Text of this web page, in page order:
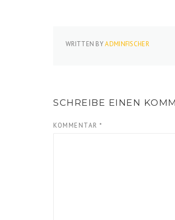
WRITTEN BYADMINFISCHER
SCHREIBE EINEN
KOMMENTAR *